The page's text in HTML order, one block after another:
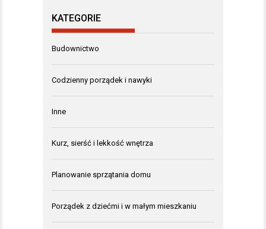
KATEGORIE
Budownictwo
Codzienny porządek i nawyki
Inne
Kurz, sierść i lekkość wnętrza
Planowanie sprzątania domu
Porządek z dziećmi i w małym mieszkaniu